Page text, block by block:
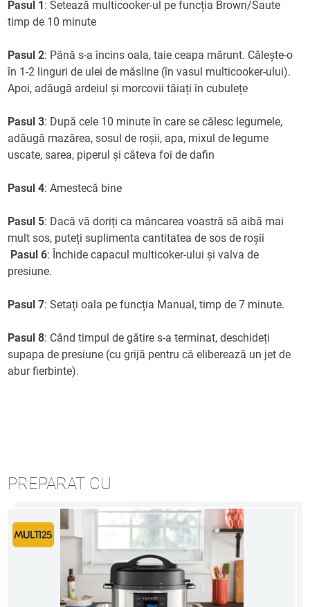
Pasul 1: Setează multicooker-ul pe funcția Brown/Saute
timp de 10 minute
Pasul 2: Până s-a încins oala, taie ceapa mărunt. Călește-o
în 1-2 linguri de ulei de măsline (în vasul multicooker-ului).
Apoi, adăugă ardeiul și morcovii tăiați în cubulețe
Pasul 3: După cele 10 minute în care se călesc legumele,
adăugă mazărea, sosul de roșii, apa, mixul de legume
uscate, sarea, piperul și câteva foi de dafin
Pasul 4: Amestecă bine
Pasul 5: Dacă vă doriți ca mâncarea voastră să aibă mai
mult sos, puteți suplimenta cantitatea de sos de roșii
Pasul 6: Închide capacul multicoker-ului și valva de
presiune.
Pasul 7: Setați oala pe funcția Manual, timp de 7 minute.
Pasul 8: Când timpul de gătire s-a terminat, deschideți
supapa de presiune (cu grijă pentru că eliberează un jet de
abur fierbinte).
PREPARAT CU